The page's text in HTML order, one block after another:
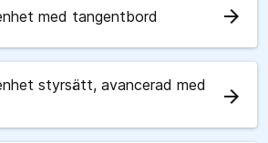
med tangentbord arrow_forward
styrsätt, avancerad med
arrow_forward